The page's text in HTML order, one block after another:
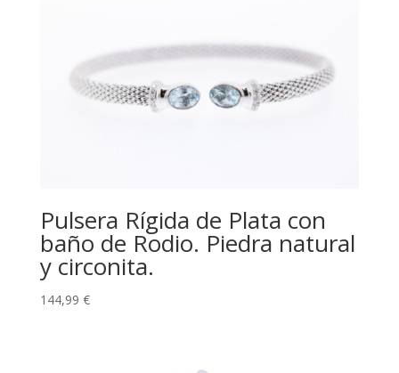
Pulsera Rígida de Plata con
baño de Rodio. Piedra natural
y circonita.
144,99 €